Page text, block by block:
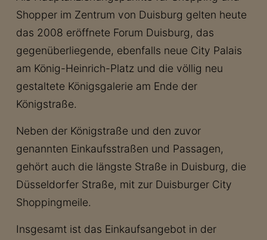
Shopper im Zentrum von Duisburg gelten heute
das 2008 eröffnete Forum Duisburg, das
gegenüberliegende, ebenfalls neue City Palais
am König-Heinrich-Platz und die völlig neu
gestaltete Königsgalerie am Ende der
Königstraße.
Neben der Königstraße und den zuvor
genannten Einkaufsstraßen und Passagen,
gehört auch die längste Straße in Duisburg, die
Düsseldorfer Straße, mit zur Duisburger City
Shoppingmeile.
Insgesamt ist das Einkaufsangebot in der